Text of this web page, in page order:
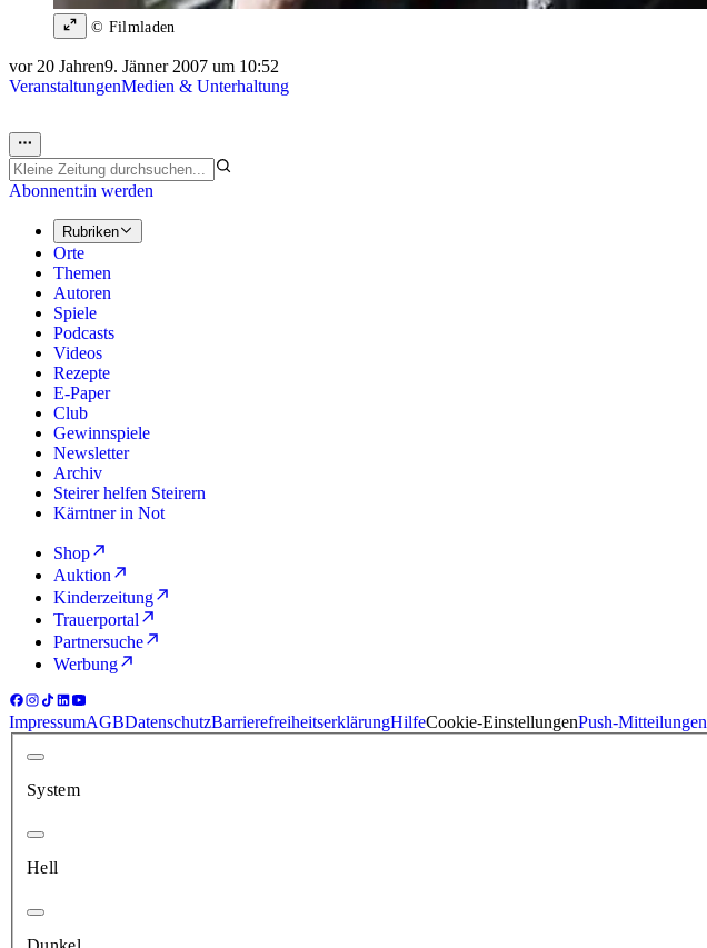
© Filmladen
vor 20 Jahren9. Jänner 2007 um 10:52
VeranstaltungenMedien & Unterhaltung
Abonnent:in werden
Rubriken
Orte
Themen
Autoren
Spiele
Podcasts
Videos
Rezepte
E-Paper
Club
Gewinnspiele
Newsletter
Archiv
Steirer helfen Steirern
Kärntner in Not
Shop
Auktion
Kinderzeitung
Trauerportal
Partnersuche
Werbung
ImpressumAGBDatenschutzBarrierefreiheitserklärungHilfeCookie-EinstellungenPush-Mitteilungen
System
Hell